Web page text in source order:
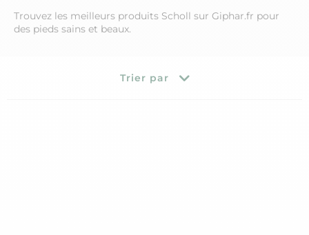
Trouvez les meilleurs produits Scholl sur Giphar.fr pour
des pieds sains et beaux.
Trier par